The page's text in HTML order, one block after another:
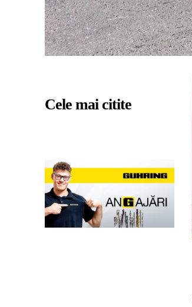
Cele mai citite